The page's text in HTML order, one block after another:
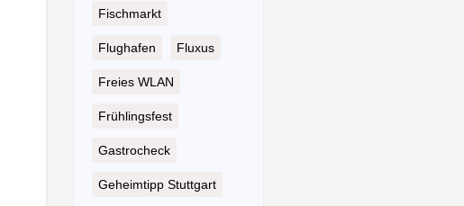
Fischmarkt
Flughafen Fluxus
Freies WLAN
Frühlingsfest
Gastrocheck
Geheimtipp Stuttgart